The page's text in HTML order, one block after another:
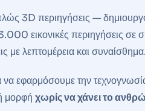
3D περιηγήσεις —
εικονικές περιηγήσεις σε
με λεπτομέρεια και συναίσθημα.
να εφαρμόσουμε την
μορφή χωρίς να χάνει το